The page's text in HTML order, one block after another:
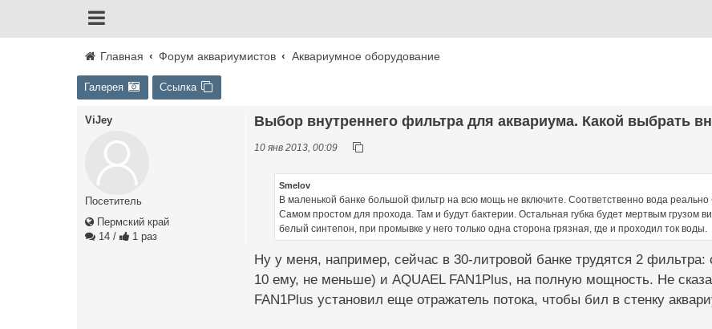
Главная Форум аквариумистов Аквариумное оборудование
Галерея Ссылка
ViJey
Посетитель
Пермский край
14 / 1 раз
Выбор внутреннего фильтра для аквариума. Какой выбрать
10 янв 2013, 00:09
Smelov
В маленькой банке большой фильтр на всю мощь не включите. Соответственно вода реально
Самом простом для прохода. Там и будут бактерии. Остальная губка будет мертвым грузом
белый синтепон, при промывке у него только одна сторона грязная, где и проходил ток воды.
Ну у меня, например, сейчас в 30-литровой банке трудятся 2 фильтра:
10 ему, не меньше) и AQUAEL FAN1Plus, на полную мощность. Не
FAN1Plus установил еще отражатель потока, чтобы бил в стенку